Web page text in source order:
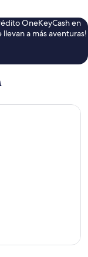
OneKeyCash en
a más aventuras!